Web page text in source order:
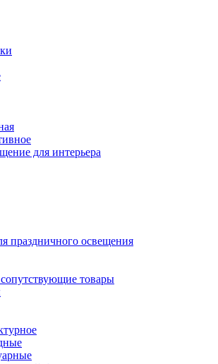
для интерьера
праздничного освещения
товары